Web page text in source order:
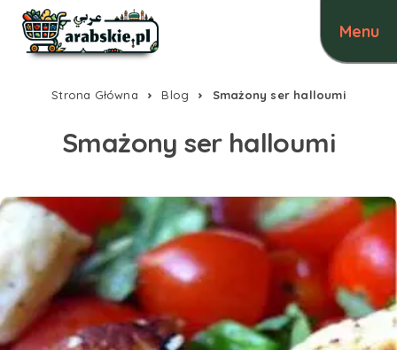
Strona Główna Blog Smażony ser halloumi
Smażony ser halloumi